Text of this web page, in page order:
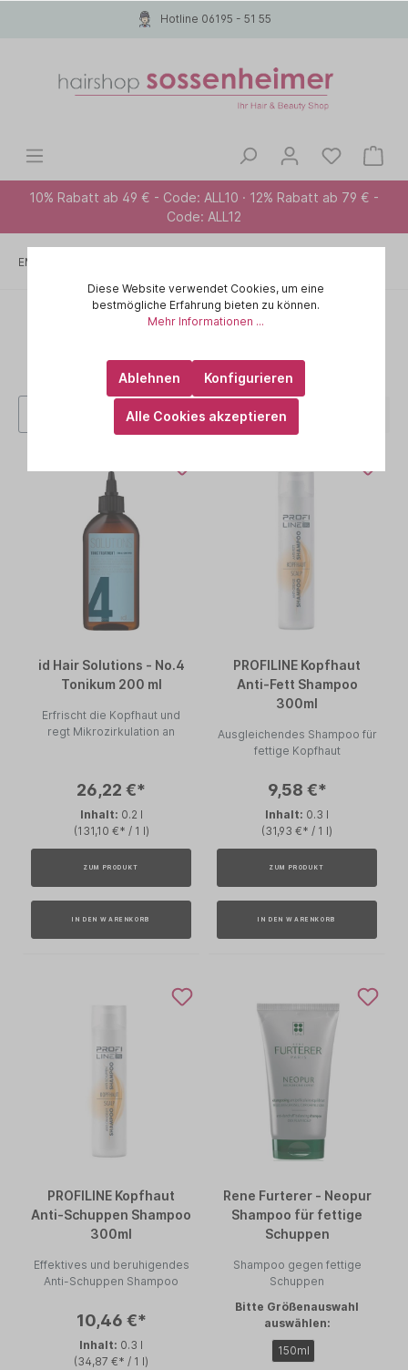
Hotline 06195 - 51 55
10% Rabatt ab 49 € - Code: ALL10 · 12% Rabatt ab 79 € -
Code: ALL12
EMPFEHLUNG FÜR ...
id Hair Solutions - No.4
Tonikum 200 ml
Erfrischt die Kopfhaut und
regt Mikrozirkulation an
26,22 €*
Inhalt: 0.2 l
(131,10 €* / 1 l)
ZUM PRODUKT
IN DEN WARENKORB
PROFILINE Kopfhaut
Anti-Fett Shampoo
300ml
Ausgleichendes Shampoo für
fettige Kopfhaut
9,58 €*
Inhalt: 0.3 l
(31,93 €* / 1 l)
ZUM PRODUKT
IN DEN WARENKORB
PROFILINE Kopfhaut
Anti-Schuppen Shampoo
300ml
Effektives und beruhigendes
Anti-Schuppen Shampoo
10,46 €*
Inhalt: 0.3 l
(34,87 €* / 1 l)
Rene Furterer - Neopur
Shampoo für fettige
Schuppen
Shampoo gegen fettige
Schuppen
Bitte Größenauswahl
auswählen:
150ml
Diese Website verwendet Cookies, um eine
bestmögliche Erfahrung bieten zu können.
Mehr Informationen ...
Ablehnen Konfigurieren
Alle Cookies akzeptieren